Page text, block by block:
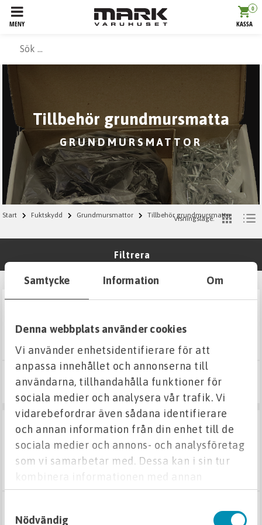
Samtycke Information Om
Denna webbplats använder cookies
Vi använder enhetsidentifierare för att
anpassa innehållet och annonserna till
användarna, tillhandahålla funktioner för
sociala medier och analysera vår trafik. Vi
vidarebefordrar även sådana identifierare
och annan information från din enhet till de
sociala medier och annons- och analysföretag
som vi samarbetar med. Dessa kan i sin tur
kombinera informationen med annan
information som du har tillhandahållit eller
som de har samlat in när du har använt deras
Nödvändig
MENY
0
KASSA
Tillbehör grundmursmatta
GRUNDMURSMATTOR
Start Fuktskydd Grundmursmattor Tillbehör grundmursmatta
Visningsläge:
Filtrera
Fuktskydd
Dräneringsmattor
Tätskikt
Grundmursmattor
Grundmursmatta
Tillbehör grundmursmatta
Från 88 kr Visa varianter
SE VARIANTER
Visa varianter